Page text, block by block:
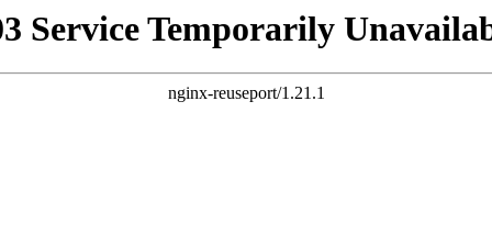
Service Temporarily
nginx-reuseport/1.21.1